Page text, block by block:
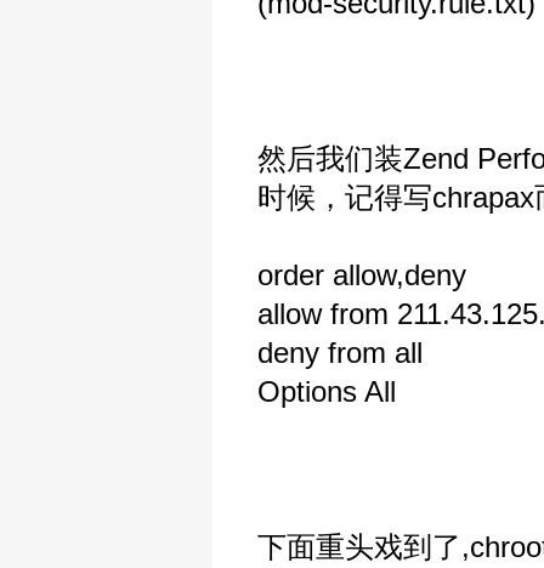
然后我们装Zend
时候，记得写
order allow,deny
allow from
deny from all
Options All
下面重头戏到了